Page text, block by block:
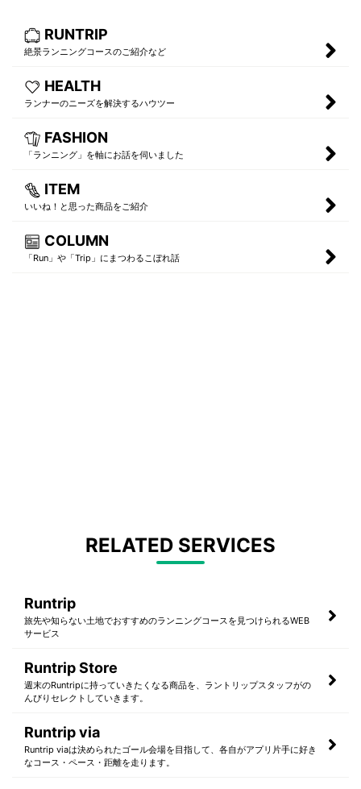
RUNTRIP
絶景ランニングコースのご紹介など
HEALTH
ランナーのニーズを解決するハウツー
FASHION
「ランニング」を軸にお話を伺いました
ITEM
いいね！と思った商品をご紹介
COLUMN
「Run」や「Trip」にまつわるこぼれ話
RELATED SERVICES
Runtrip
旅先や知らない土地でおすすめのランニングコースを見つけられるWEB
サービス
Runtrip Store
週末のRuntripに持っていきたくなる商品を、ラントリップスタッフがの
んびりセレクトしていきます。
Runtrip via
Runtrip viaは決められたゴール会場を目指して、各自がアプリ片手に好き
なコース・ペース・距離を走ります。